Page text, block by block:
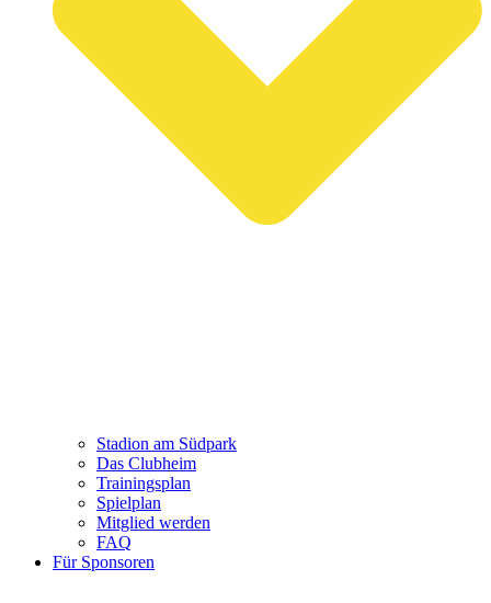
Stadion am Südpark
Das Clubheim
Trainingsplan
Spielplan
Mitglied werden
FAQ
Für Sponsoren